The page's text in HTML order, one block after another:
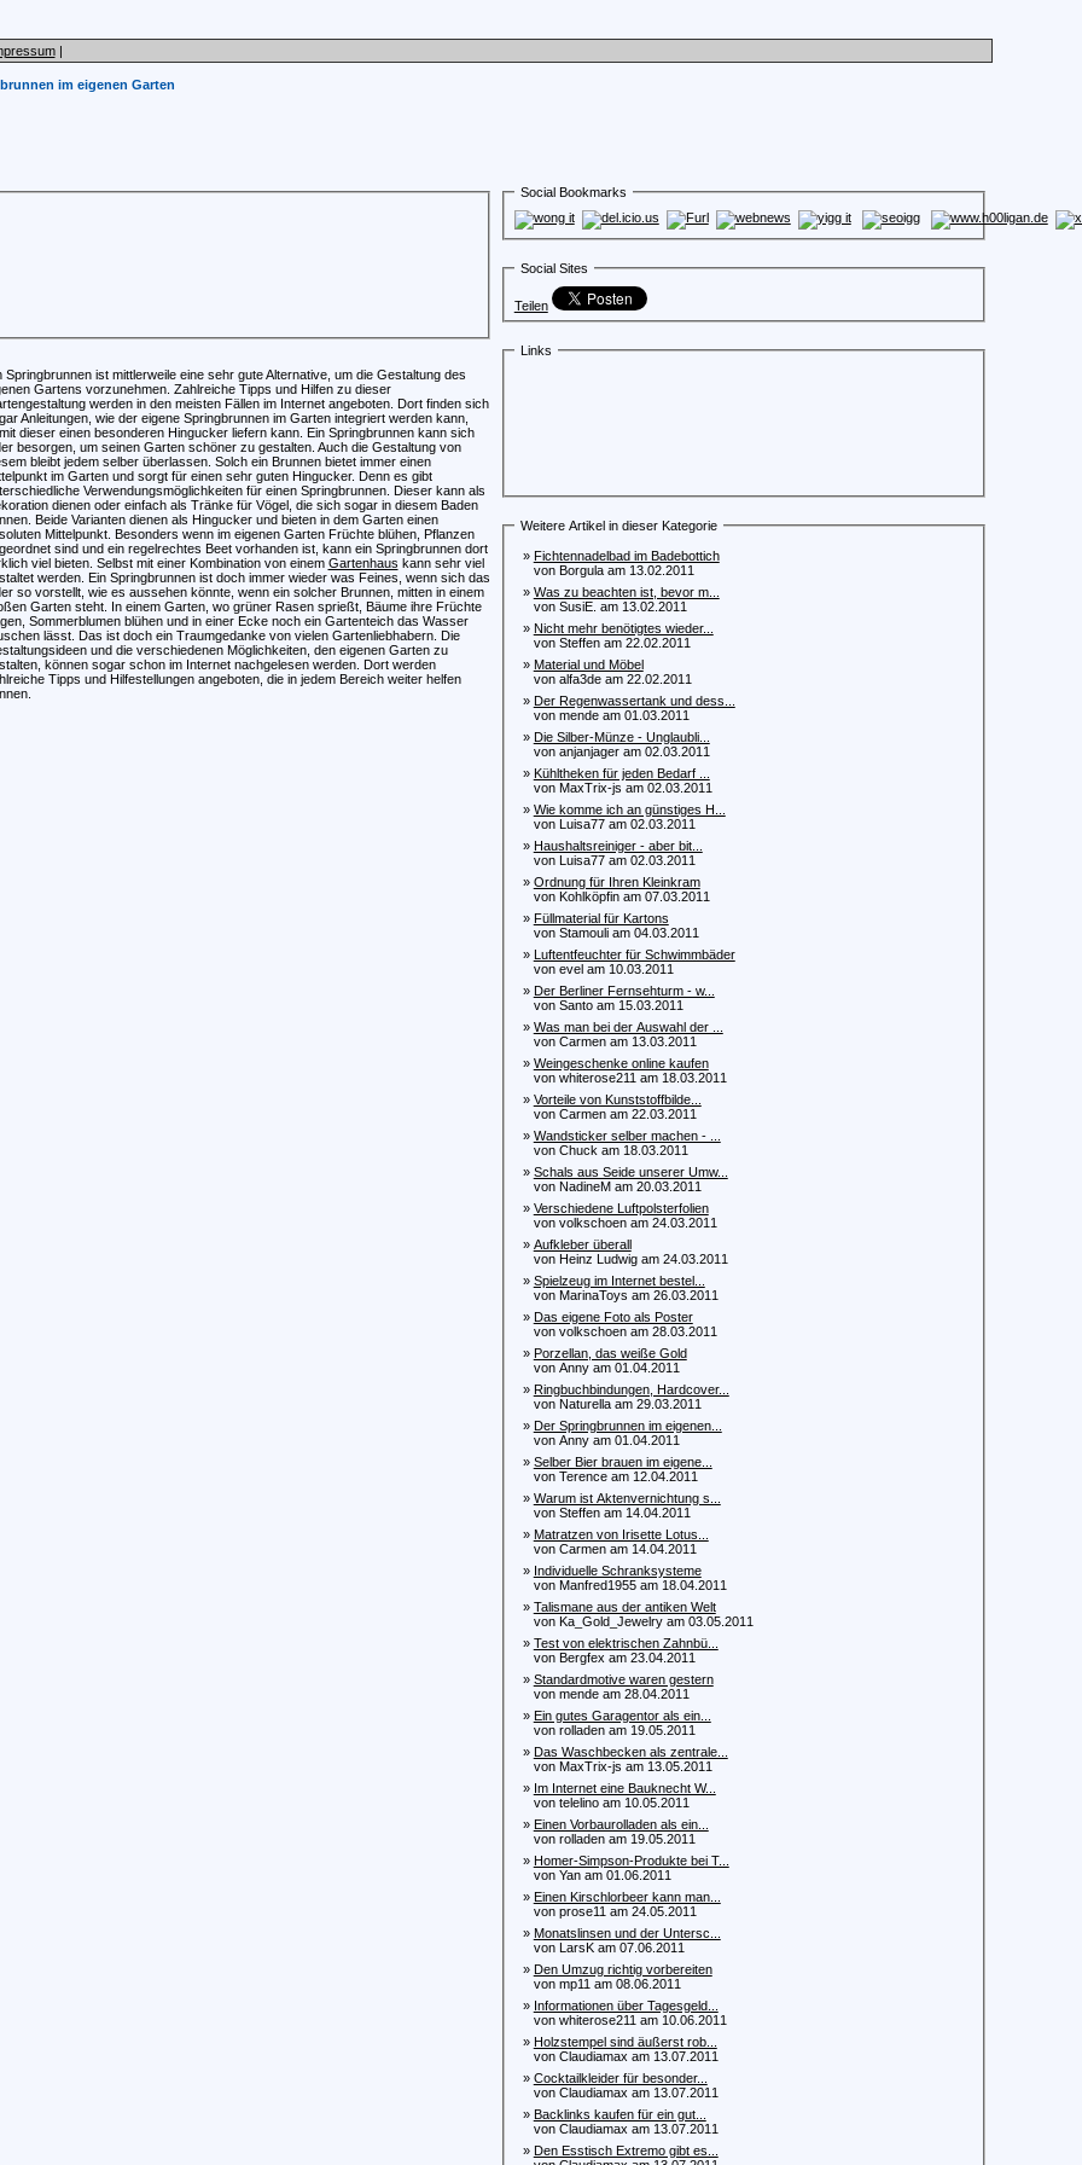
|
im eigenen Garten
Springbrunnen ist mittlerweile eine sehr gute Alternative, um die Gestaltung des
Gartens vorzunehmen. Zahlreiche Tipps und Hilfen zu dieser
werden in den meisten Fällen im Internet angeboten. Dort finden sich
Anleitungen, wie der eigene Springbrunnen im Garten integriert werden kann,
dieser einen besonderen Hingucker liefern kann. Ein Springbrunnen kann sich
besorgen, um seinen Garten schöner zu gestalten. Auch die Gestaltung von
bleibt jedem selber überlassen. Solch ein Brunnen bietet immer einen
im Garten und sorgt für einen sehr guten Hingucker. Denn es gibt
Verwendungsmöglichkeiten für einen Springbrunnen. Dieser kann als
dienen oder einfach als Tränke für Vögel, die sich sogar in diesem Baden
Beide Varianten dienen als Hingucker und bieten in dem Garten einen
Mittelpunkt. Besonders wenn im eigenen Garten Früchte blühen, Pflanzen
sind und ein regelrechtes Beet vorhanden ist, kann ein Springbrunnen dort
viel bieten. Selbst mit einer Kombination von einem Gartenhaus kann sehr viel
werden. Ein Springbrunnen ist doch immer wieder was Feines, wenn sich das
so vorstellt, wie es aussehen könnte, wenn ein solcher Brunnen, mitten in einem
Garten steht. In einem Garten, wo grüner Rasen sprießt, Bäume ihre Früchte
Sommerblumen blühen und in einer Ecke noch ein Gartenteich das Wasser
lässt. Das ist doch ein Traumgedanke von vielen Gartenliebhabern. Die
und die verschiedenen Möglichkeiten, den eigenen Garten zu
können sogar schon im Internet nachgelesen werden. Dort werden
Tipps und Hilfestellungen angeboten, die in jedem Bereich weiter helfen
Social Bookmarks
Social Sites
Teilen
Links
Weitere Artikel in dieser Kategorie
» Fichtennadelbad im Badebottich
von Borgula am 13.02.2011
» Was zu beachten ist, bevor m...
von SusiE. am 13.02.2011
» Nicht mehr benötigtes wieder...
von Steffen am 22.02.2011
» Material und Möbel
von alfa3de am 22.02.2011
» Der Regenwassertank und dess...
von mende am 01.03.2011
» Die Silber-Münze - Unglaubli...
von anjanjager am 02.03.2011
» Kühltheken für jeden Bedarf ...
von MaxTrix-js am 02.03.2011
» Wie komme ich an günstiges H...
von Luisa77 am 02.03.2011
» Haushaltsreiniger - aber bit...
von Luisa77 am 02.03.2011
» Ordnung für Ihren Kleinkram
von Kohlköpfin am 07.03.2011
» Füllmaterial für Kartons
von Stamouli am 04.03.2011
» Luftentfeuchter für Schwimmbäder
von evel am 10.03.2011
» Der Berliner Fernsehturm - w...
von Santo am 15.03.2011
» Was man bei der Auswahl der ...
von Carmen am 13.03.2011
» Weingeschenke online kaufen
von whiterose211 am 18.03.2011
» Vorteile von Kunststoffbilde...
von Carmen am 22.03.2011
» Wandsticker selber machen - ...
von Chuck am 18.03.2011
» Schals aus Seide unserer Umw...
von NadineM am 20.03.2011
» Verschiedene Luftpolsterfolien
von volkschoen am 24.03.2011
» Aufkleber überall
von Heinz Ludwig am 24.03.2011
» Spielzeug im Internet bestel...
von MarinaToys am 26.03.2011
» Das eigene Foto als Poster
von volkschoen am 28.03.2011
» Porzellan, das weiße Gold
von Anny am 01.04.2011
» Ringbuchbindungen, Hardcover...
von Naturella am 29.03.2011
» Der Springbrunnen im eigenen...
von Anny am 01.04.2011
» Selber Bier brauen im eigene...
von Terence am 12.04.2011
» Warum ist Aktenvernichtung s...
von Steffen am 14.04.2011
» Matratzen von Irisette Lotus...
von Carmen am 14.04.2011
» Individuelle Schranksysteme
von Manfred1955 am 18.04.2011
» Talismane aus der antiken Welt
von Ka_Gold_Jewelry am 03.05.2011
» Test von elektrischen Zahnbü...
von Bergfex am 23.04.2011
» Standardmotive waren gestern
von mende am 28.04.2011
» Ein gutes Garagentor als ein...
von rolladen am 19.05.2011
» Das Waschbecken als zentrale...
von MaxTrix-js am 13.05.2011
» Im Internet eine Bauknecht W...
von telelino am 10.05.2011
» Einen Vorbaurolladen als ein...
von rolladen am 19.05.2011
» Homer-Simpson-Produkte bei T...
von Yan am 01.06.2011
» Einen Kirschlorbeer kann man...
von prose11 am 24.05.2011
» Monatslinsen und der Untersc...
von LarsK am 07.06.2011
» Den Umzug richtig vorbereiten
von mp11 am 08.06.2011
» Informationen über Tagesgeld...
von whiterose211 am 10.06.2011
» Holzstempel sind äußerst rob...
von Claudiamax am 13.07.2011
» Cocktailkleider für besonder...
von Claudiamax am 13.07.2011
» Backlinks kaufen für ein gut...
von Claudiamax am 13.07.2011
» Den Esstisch Extremo gibt es...